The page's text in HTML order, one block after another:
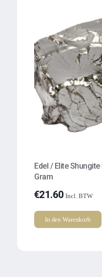
Edel / Elite Shungite
Gram
€21.60 Incl. BTW
In den Warenkorb